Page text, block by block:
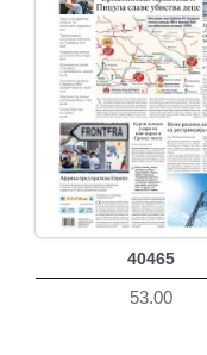
40465
53.00